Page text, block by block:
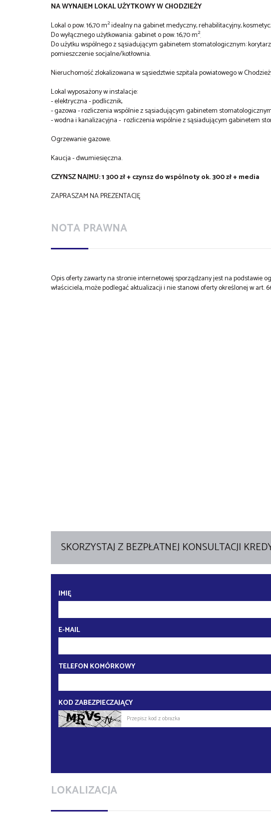
NA WYNAJEM LOKAL UŻYTKOWY W CHODZIEŻY
Lokal o pow. 16,70 m2idealny na gabinet medyczny, rehabilitacyjny,
Do wyłącznego użytkowania: gabinet o pow. 16,70 m2.
Do użytku wspólnego z sąsiadującym gabinetem stomatologicznym:
pomieszczenie socjalne/kotłownia.
Nieruchomość zlokalizowana w sąsiedztwie szpitala powiatowego w
Lokal wyposażony w instalacje:
- elektryczna - podlicznik,
- gazowa - rozliczenia wspólnie z sąsiadującym gabinetem
- wodna i kanalizacyjna - rozliczenia wspólnie z sąsiadującym gabinetem
Ogrzewanie gazowe.
Kaucja - dwumiesięczna.
CZYNSZ NAJMU: 1 300 zł + czynsz do wspólnoty ok. 300 zł + media
ZAPRASZAM NA PREZENTACJĘ
NOTA PRAWNA
Opis oferty zawarty na stronie internetowej sporządzany jest na podstawie
właściciela, może podlegać aktualizacji i nie stanowi oferty określonej w art.
SKORZYSTAJ Z BEZPŁATNEJ KONSULTACJI
IMIĘ
E-MAIL
TELEFON KOMÓRKOWY
KOD ZABEZPIECZAJĄCY
LOKALIZACJA